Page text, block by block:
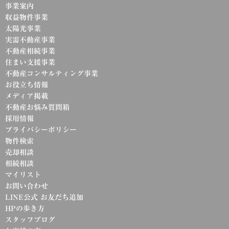
事業案内
収益物件事業
太陽光事業
実需不動産事業
不動産相続事業
住まい支援事業
不動産コンサルティング事業
お役立ち情報
メディア掲載
不動産お悩み質問箱
採用情報
プライバシーポリシー
物件検索
売却相談
相続相談
マイリスト
お問い合わせ
LINE公式 お友だち追加
HPの歩き方
スタッフブログ